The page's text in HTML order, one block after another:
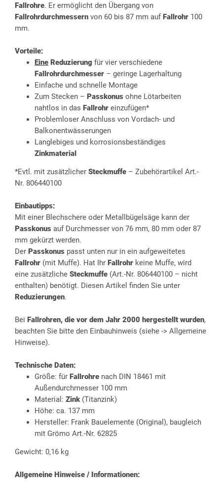
Fallrohre. Er ermöglicht den Übergang von
Fallrohrdurchmessern von 60 bis 87 mm aufFallrohr 100
mm.
Vorteile:
Eine Reduzierung für vier verschiedene
Fallrohrdurchmesser – geringe Lagerhaltung
Einfache und schnelle Montage
Zum Stecken – Passkonus ohne Lötarbeiten
nahtlos in das Fallrohr einzufügen*
Problemloser Anschluss von Vordach- und
Balkonentwässerungen
Langlebiges und korrosionsbeständiges
Zinkmaterial
*Evtl. mit zusätzlicher Steckmuffe – Zubehörartikel Art.-
Nr. 806440100
Einbautipps:
Mit einer Blechschere oder Metallbügelsäge kann der
Passkonus auf Durchmesser von 76 mm, 80 mm oder 87
mm gekürzt werden.
Der Passkonus passt unten nur in ein aufgeweitetes
Fallrohr (mit Muffe). Hat Ihr Fallrohr keine Muffe, wird
eine zusätzliche Steckmuffe (Art.-Nr. 806440100 – nicht
enthalten) benötigt. Diesen Artikel finden Sie unter
Reduzierungen.
Bei Fallrohren, die vor dem Jahr 2000 hergestellt wurden,
beachten Sie bitte den Einbauhinweis (siehe -> Allgemeine
Hinweise).
Technische Daten:
Größe: für Fallrohre nach DIN 18461 mit
Außendurchmesser 100 mm
Material: Zink(Titanzink)
Höhe: ca. 137 mm
Hersteller: Frank Bauelemente (Original), baugleich
mit Grömo Art.-Nr. 62825
Gewicht: 0,16 kg
Allgemeine Hinweise / Informationen: